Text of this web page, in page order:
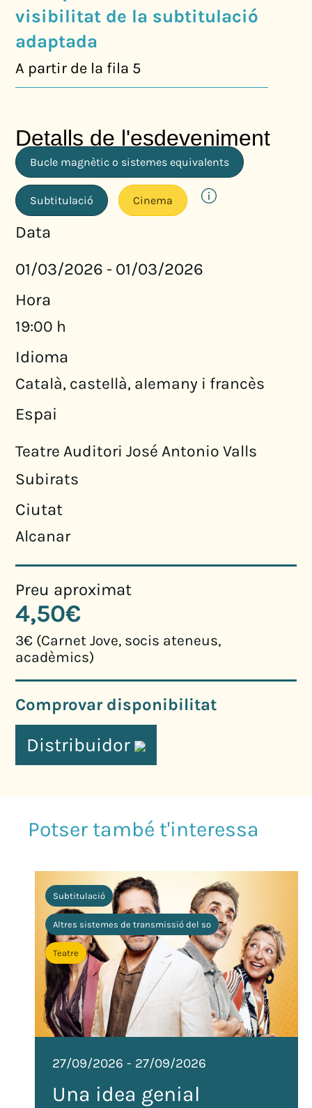
visibilitat de la subtitulació
adaptada
A partir de la fila 5
Detalls de l'esdeveniment
Bucle magnètic o sistemes equivalents
Subtitulació Cinema
Data
01/03/2026 - 01/03/2026
Hora
19:00 h
Idioma
Català, castellà, alemany i francès
Espai
Teatre Auditori José Antonio Valls
Subirats
Ciutat
Alcanar
Preu aproximat
4,50€
3€ (Carnet Jove, socis ateneus,
acadèmics)
Comprovar disponibilitat
Distribuidor
Subtitulació
Altres sistemes de transmissió del so
Teatre
27/09/2026 - 27/09/2026
Una idea genial